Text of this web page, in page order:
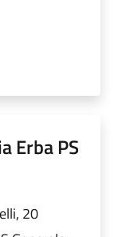
Erba PS
20